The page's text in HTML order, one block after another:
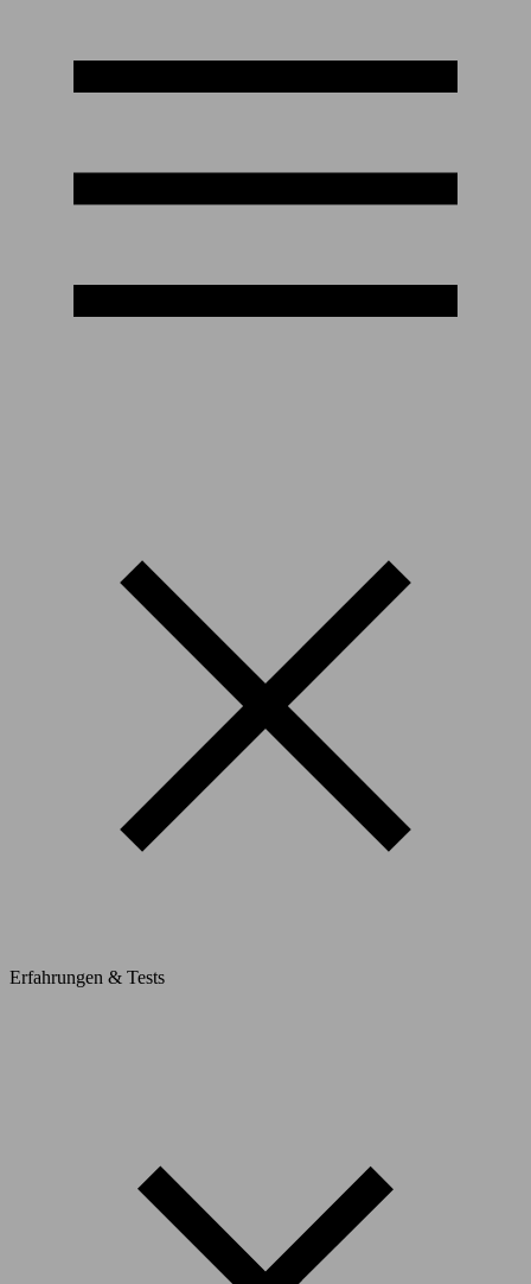
Erfahrungen & Tests